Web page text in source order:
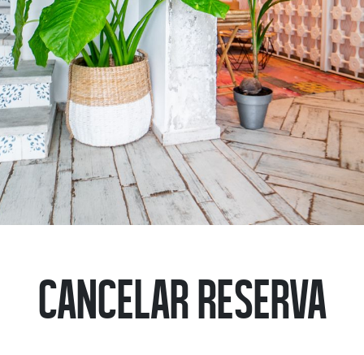
CANCELAR RESERVA